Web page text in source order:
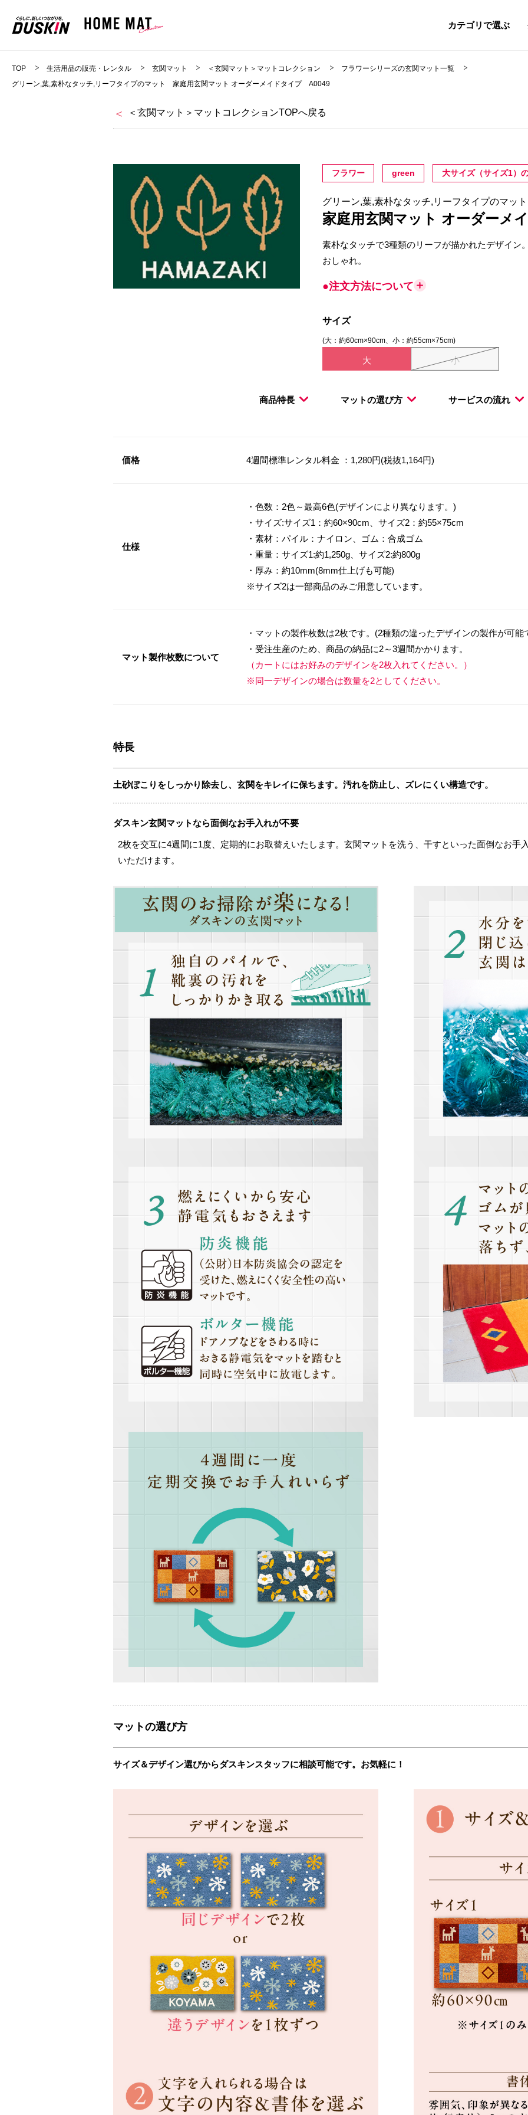
カテゴリで選ぶ
TOP 生活用品の販売・レンタル 玄関マット ＜玄関マット＞マットコレクション
フラワーシリーズの玄関マット一覧
グリーン,葉,素朴なタッチ,リーフタイプのマット 家庭用玄関マット オーダーメイドタイプ A0049
＜玄関マット＞マットコレクションTOPへ戻る
フラワー green 大サイズ（サイズ1）
グリーン,葉,素朴なタッチ,リーフタイプのマット
家庭用玄関マット オーダーメ
素朴なタッチで3種類のリーフが描かれたデザイン
おしゃれ。
●注文方法について
サイズ
(大：約60cm×90cm、小：約55cm×75cm)
大 小
商品特長 マットの選び方 サービスの流れ
価格 4週間標準レンタル料金 ：1,280円(税抜1,164円)
仕様
・色数：2色～最高6色(デザインにより異なります。)
・サイズ:サイズ1：約60×90cm、サイズ2：約55×75cm
・素材：パイル：ナイロン、ゴム：合成ゴム
・重量：サイズ1:約1,250g、サイズ2:約800g
・厚み：約10mm(8mm仕上げも可能)
※サイズ2は一部商品のみご用意しています。
マット製作枚数について
・マットの製作枚数は2枚です。(2種類の違ったデザインの製作が可能
・受注生産のため、商品の納品に2～3週間かかります。
（カートにはお好みのデザインを2枚入れてください。）
※同一デザインの場合は数量を2としてください。
特長
土砂ぼこりをしっかり除去し、玄関をキレイに保ちます。汚れを防止し、ズレにくい構造です。
ダスキン玄関マットなら面倒なお手入れが不要
2枚を交互に4週間に1度、定期的にお取替えいたします。玄関マットを洗う、干すといった面倒なお手
いただけます。
マットの選び方
サイズ＆デザイン選びからダスキンスタッフに相談可能です。お気軽に！